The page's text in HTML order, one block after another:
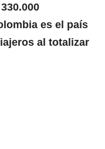
330.000
es el país
al totalizar